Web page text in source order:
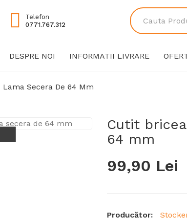
Telefon
0771.767.312
DESPRE NOI INFORMATII LIVRARE
Secera De 64 Mm
Cutit
64 mm
99,90 Lei
Producător: